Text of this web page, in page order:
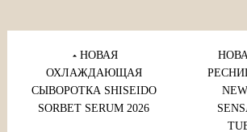
Навигация
записям
НОВАЯ
ОХЛАЖДАЮЩАЯ
СЫВОРОТКА SHISEIDO
SORBET SERUM 2026